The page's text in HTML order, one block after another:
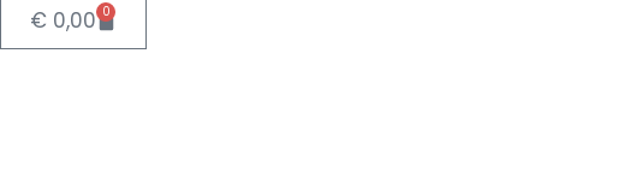
€ 0,00 0